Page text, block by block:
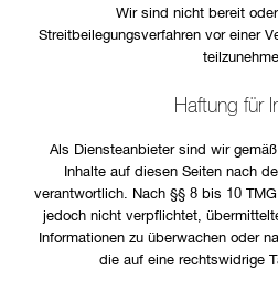
Wir sind nicht bereit
Streitbeilegungsverfahren vor einer
Haftung für
Als Diensteanbieter sind wir
Inhalte auf diesen Seiten nach
verantwortlich. Nach §§ 8 bis 10
jedoch nicht verpflichtet,
Informationen zu überwachen oder
die auf eine rechtswidrige